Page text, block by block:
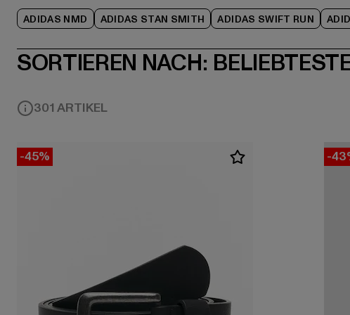
ADIDAS NMD ADIDAS STAN SMITH ADIDAS SWIFT RUN
SORTIEREN NACH:
301 ARTIKEL
-45% -